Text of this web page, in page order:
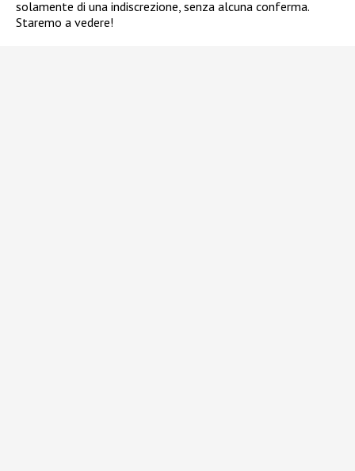
solamente di una indiscrezione, senza alcuna conferma.
Staremo a vedere!